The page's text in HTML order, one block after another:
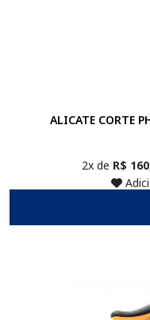
ALICATE CORTE
2x de R$